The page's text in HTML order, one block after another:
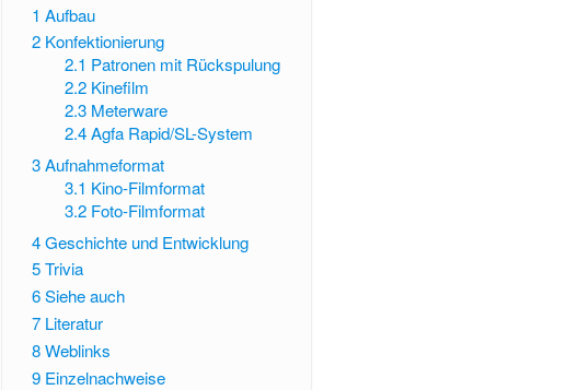
1 Aufbau
2 Konfektionierung
2.1 Patronen mit Rückspulung
2.2 Kinefilm
2.3 Meterware
2.4 Agfa Rapid/SL-System
3Aufnahmeformat
3.1 Kino-Filmformat
3.2 Foto-Filmformat
4Geschichte und Entwicklung
5Trivia
6Siehe auch
7 Literatur
8Weblinks
9 Einzelnachweise